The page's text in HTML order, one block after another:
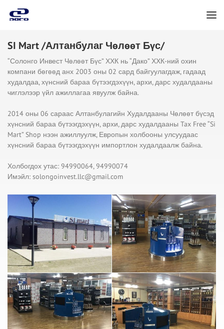
SI Mart /Алтанбулаг Чөлөөт Бүс/
“Солонго Инвест Чөлөөт Бүс” ХХК нь “Дако” ХХК-ний охин
компани бөгөөд анх 2003 оны 02 сард байгуулагдаж, гадаад
худалдаа, хүнсний бараа бүтээгдэхүүн, архи, дарс худалдааны
чиглэлээр үйл ажиллагаа явуулж байна.
2014 оны 06 сараас Алтанбулагийн Худалдааны Чөлөөт бүсэд
хүнсний бараа бүтээгдэхүүн, архи, дарс худалдааны Tax Free “Si
Mart” Shop нээн ажиллуулж, Европын холбооны улсуудаас
хүнсний бараа бүтээгдэхүүн импортлон худалдаалж байна.
Холбогдох утас: 94990064, 94990074
Имэйл: solongoinvest.llc@gmail.com